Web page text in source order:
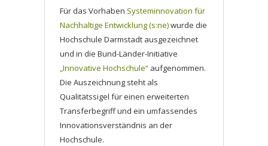
Für das Vorhaben Systeminnovation für
Nachhaltige Entwicklung (s:ne)wurde die
Hochschule Darmstadt ausgezeichnet
und in die Bund-Länder-Initiative
„Innovative Hochschule“ aufgenommen.
Die Auszeichnung steht als
Qualitätssigel für einen erweiterten
Transferbegriff und ein umfassendes
Innovationsverständnis an der
Hochschule.